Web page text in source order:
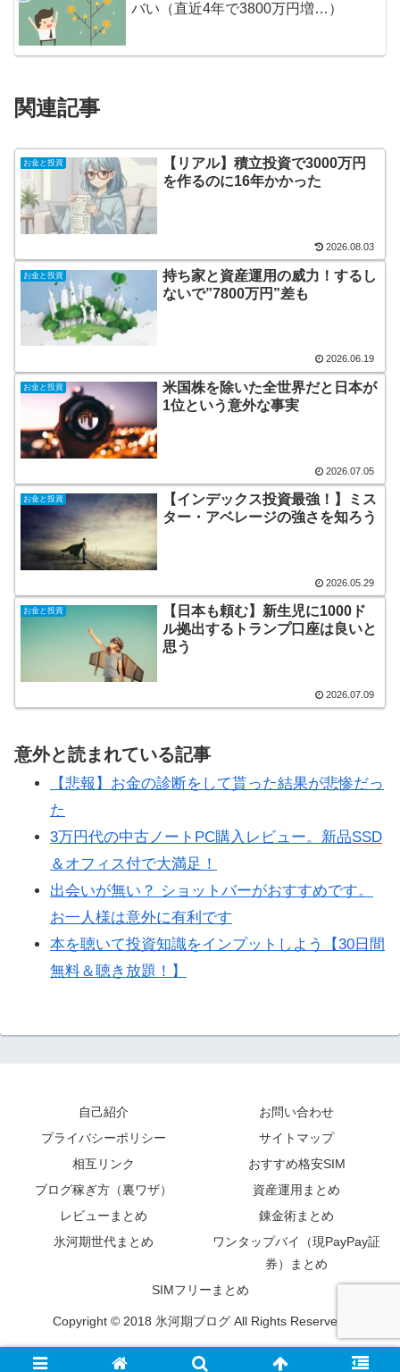
バい（直近4年で3800万円増…）
関連記事
お金と投資
【リアル】積立投資で3000万円
を作るのに16年かかった
2026.08.03
お金と投資
持ち家と資産運用の威力！するし
ないで”7800万円”差も
2026.06.19
お金と投資
米国株を除いた全世界だと日本が
1位という意外な事実
2026.07.05
お金と投資
【インデックス投資最強！】ミス
ター・アベレージの強さを知ろう
2026.05.29
お金と投資
【日本も頼む】新生児に1000ド
ル拠出するトランプ口座は良いと
思う
2026.07.09
意外と読まれている記事
【悲報】お金の診断をして貰った結果が悲惨だっ
た
3万円代の中古ノートPC購入レビュー。新品SSD
＆オフィス付で大満足！
出会いが無い？ ショットバーがおすすめです。
お一人様は意外に有利です
本を聴いて投資知識をインプットしよう【30日間
無料＆聴き放題！】
自己紹介
お問い合わせ
プライバシーポリシー
サイトマップ
相互リンク
おすすめ格安SIM
ブログ稼ぎ方（裏ワザ）
資産運用まとめ
レビューまとめ
錬金術まとめ
氷河期世代まとめ
ワンタップバイ（現PayPay証
券）まとめ
SIMフリーまとめ
Copyright © 2018 氷河期ブログ All Rights Reserved.